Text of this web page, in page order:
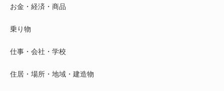
お金・経済・商品
乗り物
仕事・会社・学校
住居・場所・地域・建造物